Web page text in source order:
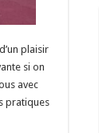
plaisir
si on
avec
pratiques